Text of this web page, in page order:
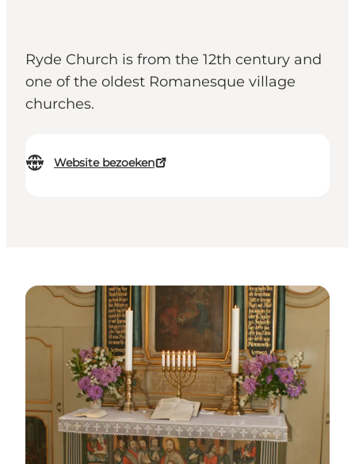
Ryde Church is from the 12th century and
one of the oldest Romanesque village
churches.
Website bezoeken